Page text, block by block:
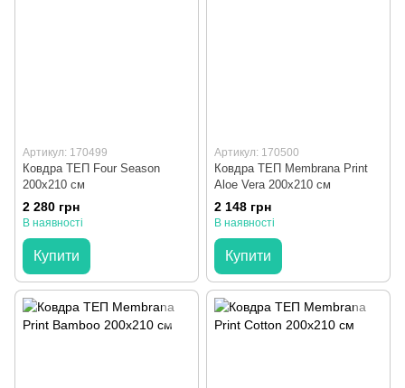
Артикул: 170499
Ковдра ТЕП Four Season
200x210 см
2 280 грн
В наявності
Купити
Артикул: 170500
Ковдра ТЕП Membrana Print
Aloe Vera 200x210 см
2 148 грн
В наявності
Купити